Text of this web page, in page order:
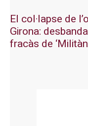
El col·lapse de
Girona:
fracàs de